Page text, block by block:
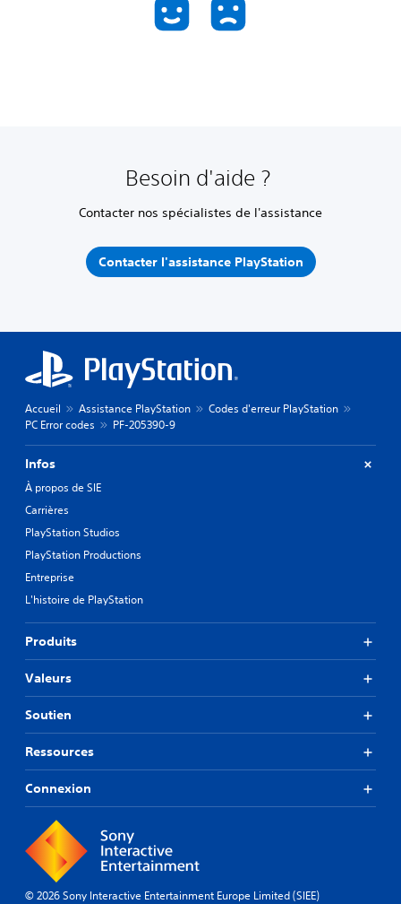
Besoin d'aide ?
Contacter nos spécialistes de l'assistance
Contacter l'assistance PlayStation
Accueil Assistance PlayStation
Codes d'erreur PlayStation
PC Error codes
PF-205390-9
Infos
À propos de SIE
Carrières
PlayStation Studios
PlayStation Productions
Entreprise
L'histoire de PlayStation
Produits
Valeurs
Soutien
Ressources
Connexion
© 2026 Sony Interactive Entertainment Europe Limited (SIEE)